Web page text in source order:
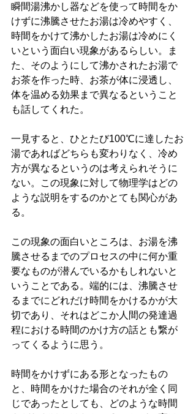
瞬間湯沸かし器などを使って時間をか
けずに沸騰させたお湯は冷めやすく、
時間をかけて沸かしたお湯は冷めにく
いという面白い現象があるらしい。ま
た、そのようにして沸かされたお湯で
お茶を作った時、お茶が体に浸透し、
体を温める効果まで異なるということ
も話してくれた。
一見すると、ひとたび100℃に達したお
湯であればどちらも変わりなく、冷め
方が異なるというのは考えられそうに
ない。この現象に対して物理学はどの
ような説明をするのかとても関心があ
る。
この現象の面白いところは、お湯を沸
騰させるまでのプロセスの中に何か重
要なものが潜んでいるかもしれないと
いうことである。端的には、沸騰させ
るまでにどれだけ時間をかけるかが大
切であり、それはどこか人間の発達過
程における時間のかけ方の話とも繋が
ってくるように思う。
時間をかけずにある形となったもの
と、時間をかけた場合のそれが全く同
じであったとしても、どのような時間